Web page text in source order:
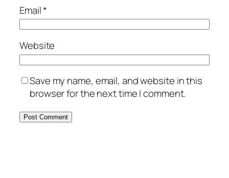
Email*
Website
Save my name, email, and website in this
browser for the next time I comment.